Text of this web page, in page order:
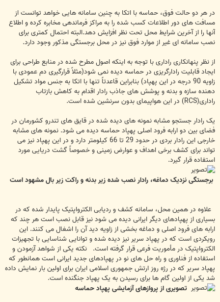
در هر دو حالت فوق، حماسه با اتکا به چنین سامانه هایی خواهد توانست از
مسافت های دور اطلاعات کسب شده را به مراکز فرماندهی مخابره کرده و اطلاع
آنها را از آخرین شرایط محل تحت نظر افزایش دهد.البته احتمال کمتری برای
نصب سامانه ای غیر از موارد فوق نیز در محل برجستگی مذکور وجود دارد.
از نظر پنهانکاری راداری با توجه به اینکه اصول مطرح شده در منابع طراحی برای
ایجاد قابلیت رادارگریزی در حماسه دیده نمی شود(مثلاً قرارگیری دم عمودی با
زاویه 90 درجه در این پهپاد) بنابراین قاعدتاً تنها با اتکا به جنس مواد تشکیل
دهنده سازه و بدنه و پوشش های جاذب رادار اقدام به کاهش بازتاب
راداری(RCS) در این هواپیمای بدون سرنشین شده است.
یک رادار جستجو مشابه نمونه های دیده شده در قایق های تندرو کشورمان در
فضای بین دو ارابه فرود اصلی پهپاد حماسه دیده می شود. نمونه های مشابه
خارجی این رادار بردی در حدود 29 تا 66 کیلومتر دارد و در این پهپاد نیز می
تواند برای کشف برخی اهداف و عوارض زمینی و خصوصاً گشت دریایی مورد
استفاده قرار گیرد.
برجستگی نزدیک دماغه، رادار نصب شده زیر بدنه و راکت زیر بال مشهود است
علاوه در همین محل، سامانه کشف و ردیابی الکترواپتیک پایدار شده که در
بسیاری از پهپادهای دیگر ایرانی دیده می شود نیز قابل نصب است هر چند که
ارابه های فرود اصلی و دماغه بخشی از زاویه دید آن را اشغال می کنند. این
رویکردی است که در پهپاد سریر نیز دیده شده و توانایی شناسایی با تجهیزات
الکترواپتیک در مأموریت فرعی قرار گرفته است. نکته یکی از شواهد آزمودن و
استفاده از فناوری و راه حل های نو در پهپادهای جدید ایرانی است همانطور که
پهپاد سریر که در رژه روز ارتش جمهوری اسلامی ایران برای اولین بار نمایش داده
شد یکی از اولین گام ها برای رسیدن به یک پهپاد جنگنده است.
تصویری از پروازهای آزمایشی پهپاد حماسه